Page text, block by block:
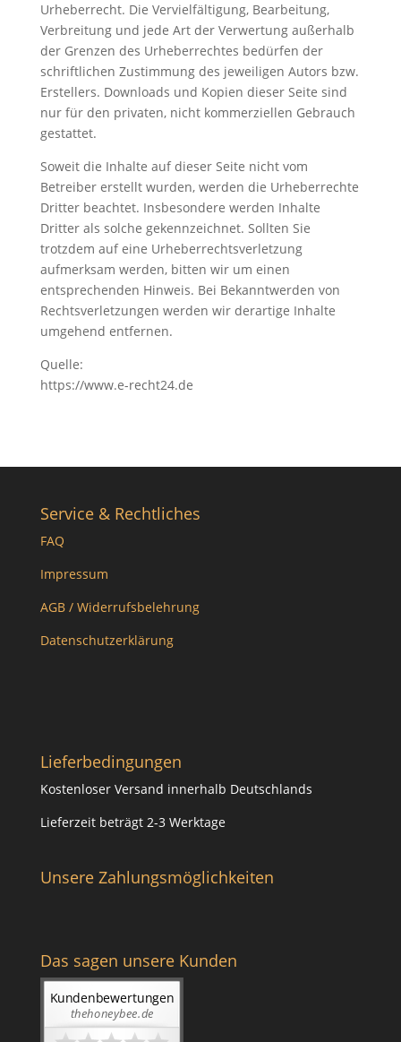
Urheberrecht. Die Vervielfältigung, Bearbeitung,
Verbreitung und jede Art der Verwertung außerhalb
der Grenzen des Urheberrechtes bedürfen der
schriftlichen Zustimmung des jeweiligen Autors bzw.
Erstellers. Downloads und Kopien dieser Seite sind
nur für den privaten, nicht kommerziellen Gebrauch
gestattet.
Soweit die Inhalte auf dieser Seite nicht vom
Betreiber erstellt wurden, werden die Urheberrechte
Dritter beachtet. Insbesondere werden Inhalte
Dritter als solche gekennzeichnet. Sollten Sie
trotzdem auf eine Urheberrechtsverletzung
aufmerksam werden, bitten wir um einen
entsprechenden Hinweis. Bei Bekanntwerden von
Rechtsverletzungen werden wir derartige Inhalte
umgehend entfernen.
Quelle:
https://www.e-recht24.de
Service & Rechtliches
FAQ
Impressum
AGB / Widerrufsbelehrung
Datenschutzerklärung
Lieferbedingungen
Kostenloser Versand innerhalb Deutschlands
Lieferzeit beträgt 2-3 Werktage
Unsere Zahlungsmöglichkeiten
Das sagen unsere Kunden